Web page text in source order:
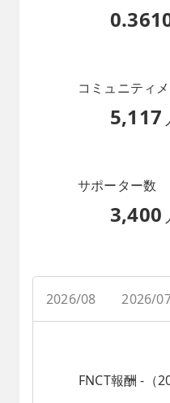
コミュニティ
5,117
サポーター数
3,400
2026/08 2026/
FNCT報酬 -（